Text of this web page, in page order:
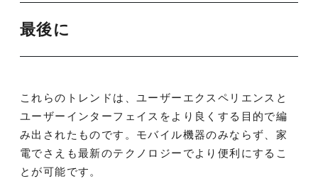
最後に
これらのトレンドは、ユーザーエクスペリエンスと
ユーザーインターフェイスをより良くする目的で編
み出されたものです。モバイル機器のみならず、家
電でさえも最新のテクノロジーでより便利にするこ
とが可能です。